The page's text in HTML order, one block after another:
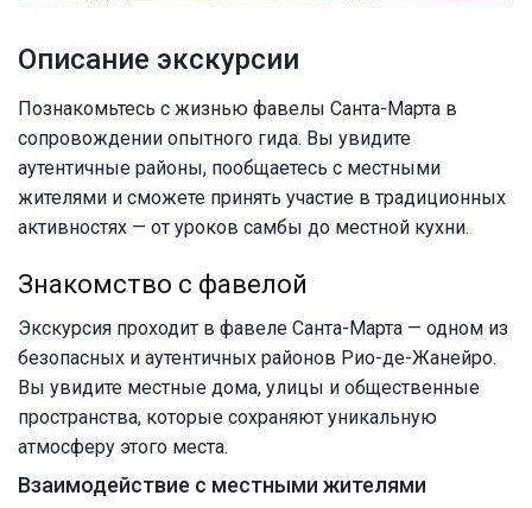
Описание экскурсии
Познакомьтесь с жизнью фавелы Санта-Марта в
сопровождении опытного гида. Вы увидите
аутентичные районы, пообщаетесь с местными
жителями и сможете принять участие в традиционных
активностях — от уроков самбы до местной кухни.
Знакомство с фавелой
Экскурсия проходит в фавеле Санта-Марта — одном из
безопасных и аутентичных районов Рио-де-Жанейро.
Вы увидите местные дома, улицы и общественные
пространства, которые сохраняют уникальную
атмосферу этого места.
Взаимодействие с местными жителями